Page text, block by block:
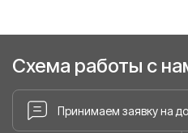
Схема работы с
Принимаем заявку на